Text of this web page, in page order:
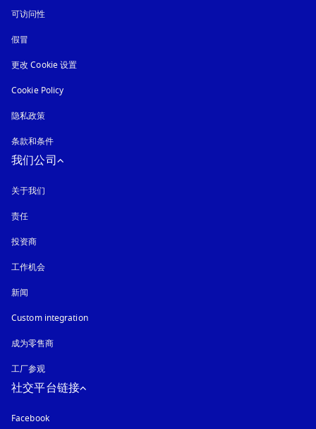
可访问性
假冒
更改 Cookie 设置
Cookie Policy
隐私政策
条款和条件
我们公司
关于我们
责任
投资商
工作机会
新闻
Custom integration
成为零售商
工厂参观
社交平台链接
Facebook